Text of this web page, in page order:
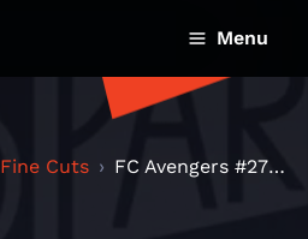
Menu
Fine Cuts FC Avengers #27: Alexis Valet // 03.03.2026